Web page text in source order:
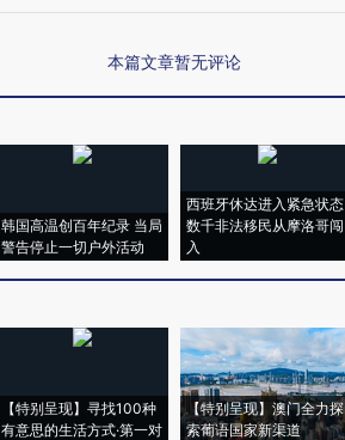
本篇文章暂无评论
韩国高温创百年纪录 当局
警告停止一切户外活动
西班牙休达进入紧急状态
数千非法移民从摩洛哥闯
入
【特别呈现】寻找100种
有意思的生活方式·第一对
【特别呈现】澳门全力探
索葡语国家新渠道